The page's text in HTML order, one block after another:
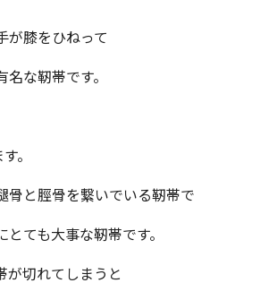
が膝をひねって
な靭帯です。
。
骨と脛骨を繋いでいる靭帯で
ても大事な靭帯です。
が切れてしまうと